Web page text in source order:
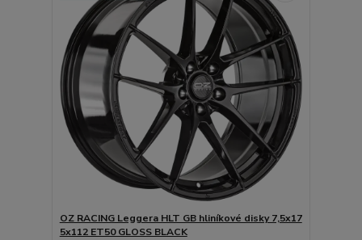
OZ RACING Leggera HLT GB hliníkové disky 7,5x17
5x112 ET50 GLOSS BLACK